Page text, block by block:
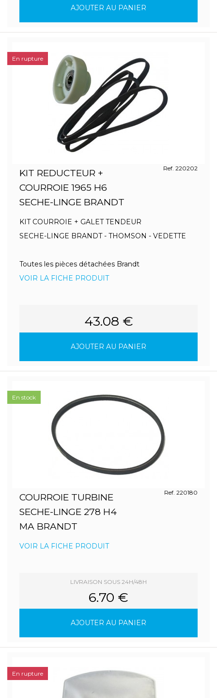
AJOUTER AU PANIER
KIT REDUCTEUR +
COURROIE 1965 H6
SECHE-LINGE BRANDT
Ref. 220202
KIT COURROIE + GALET TENDEUR
SECHE-LINGE BRANDT - THOMSON - VEDETTE
Toutes les pièces détachées Brandt
VOIR LA FICHE PRODUIT
43.08 €
AJOUTER AU PANIER
En rupture
COURROIE TURBINE
SECHE-LINGE 278 H4
MA BRANDT
Ref. 220180
VOIR LA FICHE PRODUIT
LIVRAISON SOUS 24H/48H
6.70 €
AJOUTER AU PANIER
En stock
En rupture